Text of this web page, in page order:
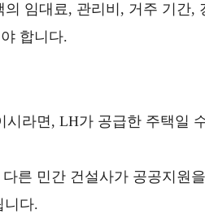
의 임대료, 관리비, 거주 기간,
합니다.
라면, LH가 공급한 주택일
른 민간 건설사가 공공지원
니다.